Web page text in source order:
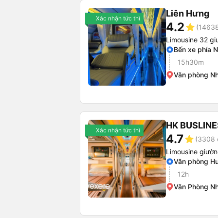
Xác nhận tức thì Liên Hưng
4.2star
Limousine 32
Bến xe phía
15h30m
Văn phòng
Xác nhận tức thì HK
4.7star (3308
Limousine
Văn phòng
12h
Văn Phòng